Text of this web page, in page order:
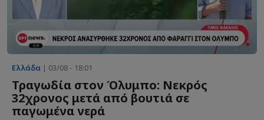
Ελλάδα | 03/08 - 18:01
Τραγωδία στον Όλυμπο: Νεκρός
32χρονος μετά από βουτιά σε
παγωμένα νερά